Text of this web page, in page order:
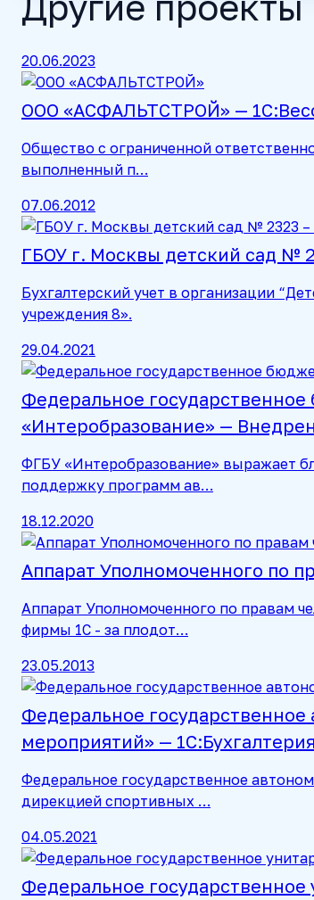
20.06.2023
ООО «АСФАЛЬТСТРОЙ» —
Общество с ограниченной
выполненный п…
07.06.2012
ГБОУ г. Москвы детский сад №
Бухгалтерский учет в организации
учреждения 8 ».
29.04.2021
Федеральное
«Интеробразование» —
ФГБУ «Интеробразование» выражает
поддержку программ ав…
18.12.2020
Аппарат Уполномоченного по
Аппарат Уполномоченного по правам
фирмы 1С - за плодот…
23.05.2013
Федеральное
мероприятий» —
Федеральное государственное
дирекцией спортивных …
04.05.2021
Федеральное